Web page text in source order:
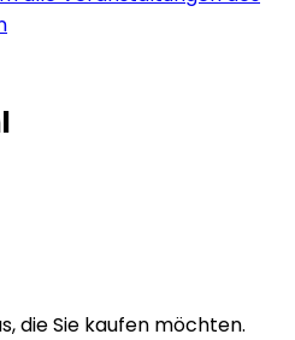
die Sie kaufen möchten.